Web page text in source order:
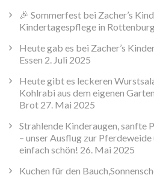
🎉 Sommerfest bei Zacher’s
Kindertagespflege in
Heute gab es bei Zacher’s
Essen 2. Juli 2025
Heute gibt es leckeren
Kohlrabi aus dem eigenen
Brot 27. Mai 2025
Strahlende Kinderaugen, sanfte
– unser Ausflug zur
einfach schön! 26. Mai 2025
Kuchen für den